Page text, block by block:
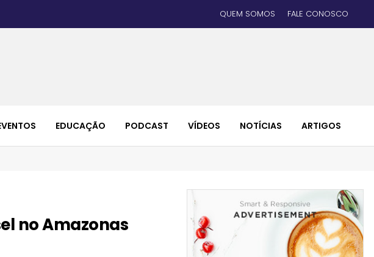
QUEM SOMOS FALE CONOSCO
EDUCAÇÃO PODCAST VÍDEOS NOTÍCIAS ARTIGOS
no Amazonas